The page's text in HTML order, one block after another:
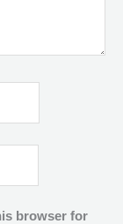
browser for